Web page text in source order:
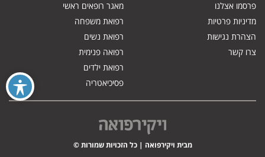
פרסמו אצלנו
מדיניות פרטיות
הצהרת נגישות
צרו קשר
מאגר רופאים ראשי
רפואת משפחה
רפואת נשים
רפואה פנימית
רפואת ילדים
פסיכיאטריה
מבית ויקירפואה | כל הזכויות שמורות ©